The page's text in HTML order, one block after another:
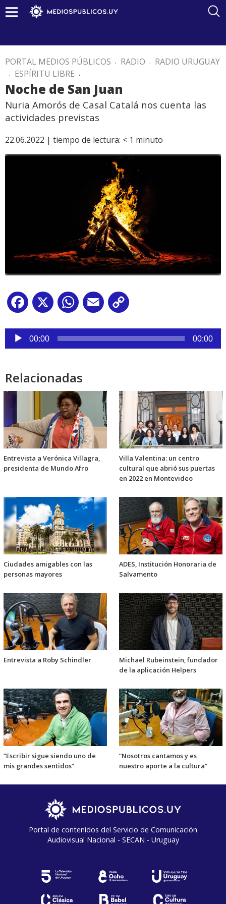
PORTAL MEDIOS PÚBLICOS . RADIO . RADIO URUGUAY
. ESPÍRITU LIBRE .
Noche de San Juan
Nuria Amorós de Casal Catalá nos cuenta las
actividades previstas
22.06.2022 | tiempo de lectura: < 1 minuto
Facebook
X WhatsApp
Email
Reproductor
audio
00:00 00:00
Relacionadas
Entrevista a Verónica Villagra,
presidenta de Mundo Afro
Villa Valentina: un centro
cultural que abrió sus puertas
en 2022 en Montevideo
Ciudades amigables con las
personas mayores
ADES, Institución Honoraria de
Salvamento
Entrevista a Roby Schindler
Michael Rubeinstein, fundador
de la aplicación Helpers
“Escribir sigue siendo uno de
mis grandes sentidos”
“Nosotros cantamos y es
nuestro aporte a la cultura”
Portal de contenidos del Servicio de Comunicación
Audiovisual Nacional - SECAN - Uruguay